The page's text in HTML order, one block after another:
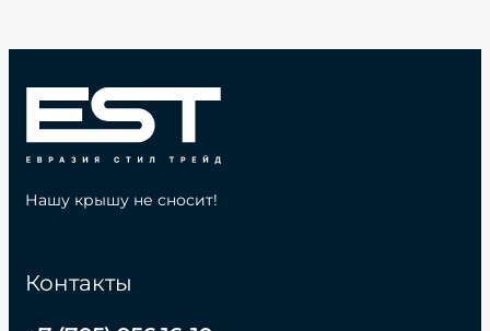
Контакты
Нашу крышу не сносит!